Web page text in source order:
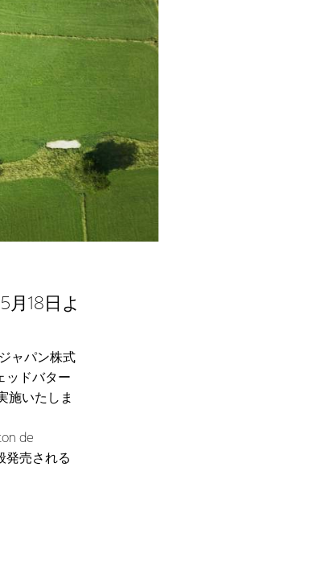
18日よ
ャパン株式
ッドバター
施いたしま
de
発売される